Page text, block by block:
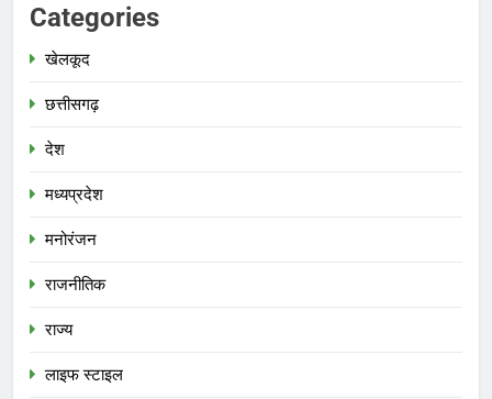
Categories
खेलकूद
छत्तीसगढ़
देश
मध्‍यप्रदेश
मनोरंजन
राजनीतिक
राज्य
लाइफ स्टाइल